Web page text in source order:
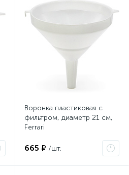
Воронка пластиковая с
фильтром, диаметр 21 см,
Ferrari
665 ₽ /шт.